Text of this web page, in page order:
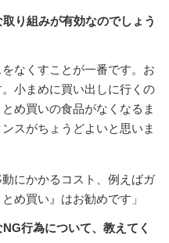
り組みが有効なのでしょう
なくすことが一番です。お
小まめに買い出しに行くの
め買いの食品がなくなるま
スがちょうどよいと思いま
にかかるコスト、例えばガ
め買い』はお勧めです」
行為について、教えてく